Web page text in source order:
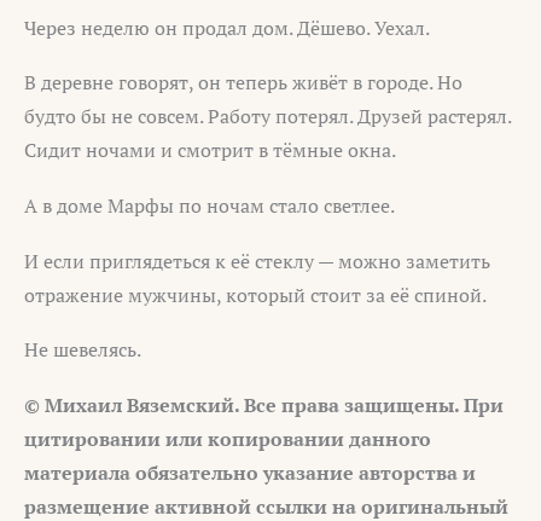
Через неделю он продал дом. Дёшево. Уехал.
В деревне говорят, он теперь живёт в городе. Но
будто бы не совсем. Работу потерял. Друзей растерял.
Сидит ночами и смотрит в тёмные окна.
А в доме Марфы по ночам стало светлее.
И если приглядеться к её стеклу — можно заметить
отражение мужчины, который стоит за её спиной.
Не шевелясь.
© Михаил Вяземский. Все права защищены. При
цитировании иликопировании данного
материала обязательно указание авторства и
размещение активной ссылки на оригинальный